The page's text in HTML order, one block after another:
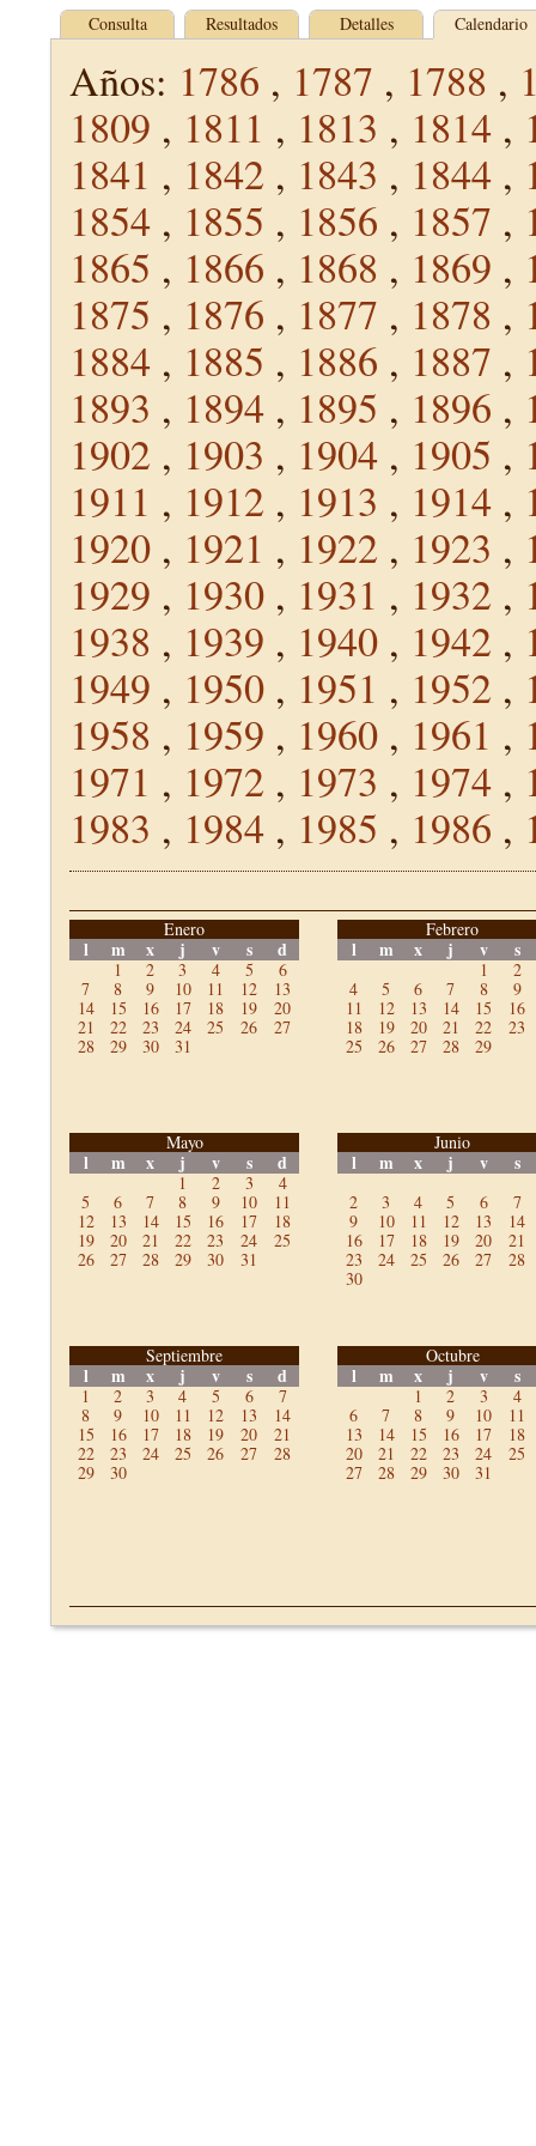
Consulta Resultados Detalles Calendario
Años: 1786 , 1787 , 1788 ,
1809 , 1811 , 1813 , 1814 ,
1841 , 1842 , 1843 , 1844 ,
1854 , 1855 , 1856 , 1857 ,
1865 , 1866 , 1868 , 1869 ,
1875 , 1876 , 1877 , 1878 ,
1884 , 1885 , 1886 , 1887 ,
1893 , 1894 , 1895 , 1896 ,
1902 , 1903 , 1904 , 1905 ,
1911 , 1912 , 1913 , 1914 ,
1920 , 1921 , 1922 , 1923 ,
1929 , 1930 , 1931 , 1932 ,
1938 , 1939 , 1940 , 1942 ,
1949 , 1950 , 1951 , 1952 ,
1958 , 1959 , 1960 , 1961 ,
1971 , 1972 , 1973 , 1974 ,
1983 , 1984 , 1985 , 1986 ,
Enero
l m x j v s d
1 2 3 4 5
6
7
8 9 10 11 12
13
14
15 16 17 18 19
20
21
22 23 24 25 26
27
28
29 30 31
Febrero
l m x j v s
1
2
4
5 6 7 8
9
11
12 13 14 15
16
18
19 20 21 22
23
25
26 27 28 29
Mayo
l m x j v s d
1 2 3
4
5
6 7 8 9 10
11
12
13 14 15 16 17
18
19
20 21 22 23 24
25
26
27 28 29 30 31
Junio
l m x j v s
2 3 4 5 6
7
9
10 11 12 13
14
16
17 18 19 20
21
23
24 25 26 27
28
30
Septiembre
l m x j v s d
1 2 3 4 5 6
7
8
9 10 11 12 13
14
15
16 17 18 19 20
21
22
23 24 25 26 27
28
29
30
Octubre
l m x j v s
1 2 3
4
6
7 8 9 10
11
13
14 15 16 17
18
20
21 22 23 24
25
27
28 29 30 31